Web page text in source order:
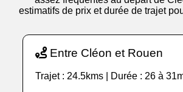
estimatifs de prix et durée de trajet
Entre Cléon et Rouen
Trajet : 24.5kms | Durée : 26 à